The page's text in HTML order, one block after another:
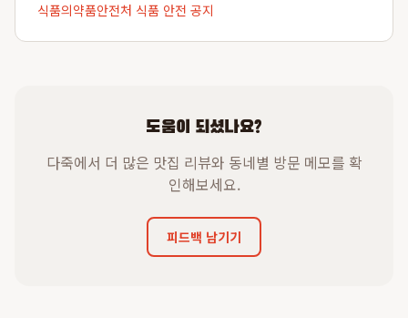
식품의약품안전처 식품 안전 공지
도움이 되셨나요?
다죽에서 더 많은 맛집 리뷰와 동네별 방문 메모를 확
인해보세요.
피드백 남기기